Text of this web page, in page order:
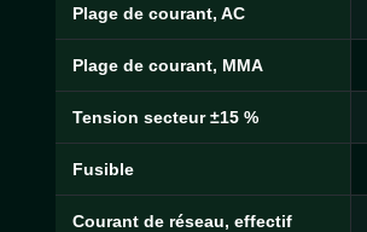
Plage de courant, AC
Plage de courant, MMA
Tension secteur ±15 %
Fusible
Courant de réseau, effectif